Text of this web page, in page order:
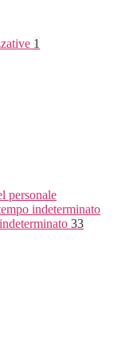
1
personale
indeterminato
33